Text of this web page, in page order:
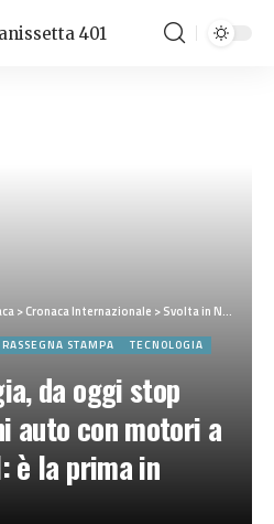
>Cronaca Internazionale >Svolta in Norvegia, da oggi stop immatricolazioni auto con motori a benzina e diesel: è la prima in Europa
RASSEGNA STAMPA TECNOLOGIA
da oggi stop
auto con motori a
è la prima in